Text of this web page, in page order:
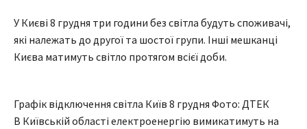
У Києві 8 грудня три години без світла будуть споживачі,
які належать до другої та шостої групи. Інші мешканці
Києва матимуть світло протягом всієї доби.
Графік відключення світла Київ 8 грудня Фото: ДТЕК
В Київській області електроенергію вимикатимуть на